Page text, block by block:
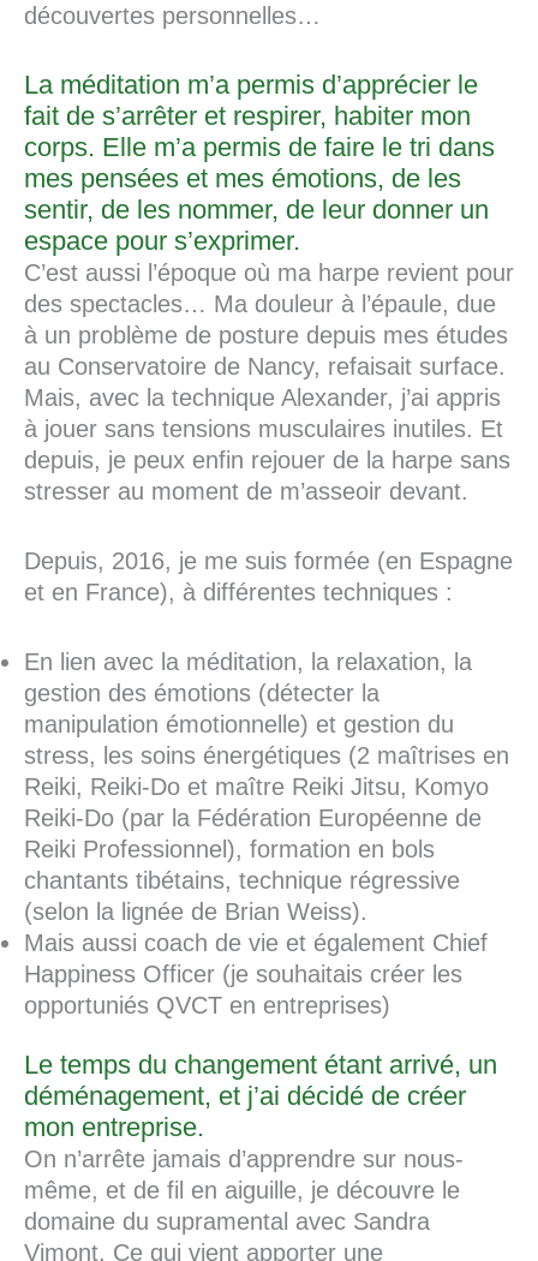
découvertes personnelles…
La méditation m’a permis d’apprécier le
fait de s’arrêter et respirer, habiter mon
corps. Elle m’a permis de faire le tri dans
mes pensées et mes émotions, de les
sentir, de les nommer, de leur donner un
espace pour s’exprimer.
C’est aussi l’époque où ma harpe revient pour
des spectacles… Ma douleur à l’épaule, due
à un problème de posture depuis mes études
au Conservatoire de Nancy, refaisait surface.
Mais, avec la technique Alexander, j’ai appris
à jouer sans tensions musculaires inutiles. Et
depuis, je peux enfin rejouer de la harpe sans
stresser au moment de m’asseoir devant.
Depuis, 2016, je me suis formée (en Espagne
et en France), à différentes techniques :
En lien avec la méditation, la relaxation, la
gestion des émotions (détecter la
manipulation émotionnelle) et gestion du
stress, les soins énergétiques (2 maîtrises en
Reiki, Reiki-Do et maître Reiki Jitsu, Komyo
Reiki-Do (par la Fédération Européenne de
Reiki Professionnel), formation en bols
chantants tibétains, technique régressive
(selon la lignée de Brian Weiss).
Mais aussi coach de vie et également Chief
Happiness Officer (je souhaitais créer les
opportuniés QVCT en entreprises)
Le temps du changement étant arrivé, un
déménagement, et j’ai décidé de créer
mon entreprise.
On n’arrête jamais d’apprendre sur nous-
même, et de fil en aiguille, je découvre le
domaine du supramental avec Sandra
Vimont. Ce qui vient apporter une